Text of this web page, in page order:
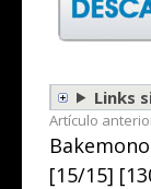
Links
Seguir
Artículo
[15/15]